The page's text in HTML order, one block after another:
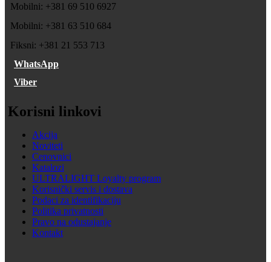
Mobilni: +381 69 510 6927
Mobilni: +381 63 510 684
Fiksni: +381 21 553 713
WhatsApp
Viber
Korisni linkovi
Akcija
Noviteti
Cenovnici
Katalozi
ULTRALIGHT Loyalty program
Korisnički servis i dostava
Podaci za identifikaciju
Politika privatnosti
Pravo na odustajanje
Kontakt